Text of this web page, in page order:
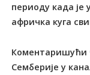
периоду када је
афричка куга
Коментаришући
Семберије у